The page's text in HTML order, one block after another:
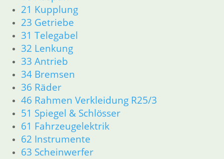
21 Kupplung
23 Getriebe
31 Telegabel
32 Lenkung
33 Antrieb
34 Bremsen
36 Räder
46 Rahmen Verkleidung R25/3
51 Spiegel & Schlösser
61 Fahrzeugelektrik
62 Instrumente
63 Scheinwerfer
R65 R80 Monolever R100 RS/RT
Monolever ab 1984
R45 & R65LS
R80G/S R65G/S bis R80ST
R80GS bis R100GS PD 1990